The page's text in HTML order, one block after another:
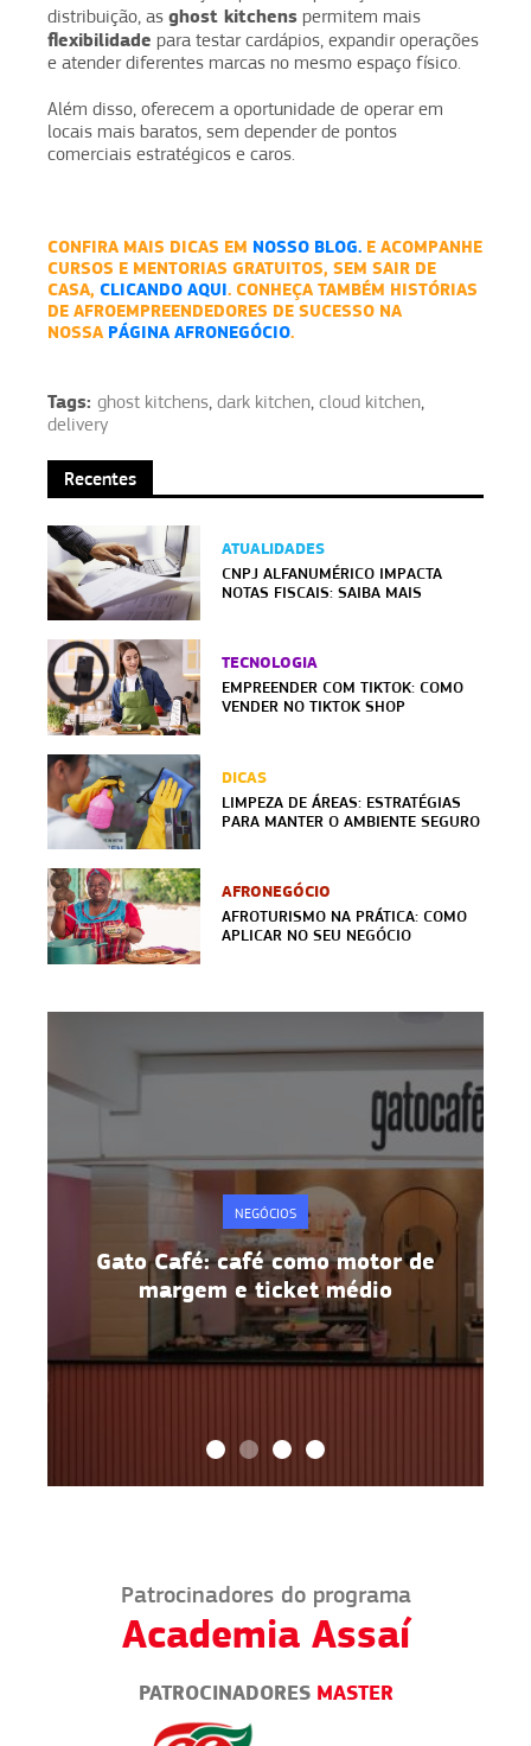
distribuição, as ghost kitchens permitem mais
flexibilidade para testar cardápios, expandir operações
e atender diferentes marcas no mesmo espaço físico.
Além disso, oferecem a oportunidade de operar em
locais mais baratos, sem depender de pontos
comerciais estratégicos e caros.
CONFIRA MAIS DICAS EM NOSSO BLOG. E ACOMPANHE
CURSOS E MENTORIAS GRATUITOS, SEM SAIR DE
CASA, CLICANDO AQUI. CONHEÇA TAMBÉM HISTÓRIAS
DE AFROEMPREENDEDORES DE SUCESSO NA
NOSSA PÁGINA AFRONEGÓCIO.
Tags: ghost kitchens, dark kitchen, cloud kitchen,
delivery
Recentes
ATUALIDADES
CNPJ ALFANUMÉRICO IMPACTA
NOTAS FISCAIS: SAIBA MAIS
TECNOLOGIA
EMPREENDER COM TIKTOK: COMO
VENDER NO TIKTOK SHOP
DICAS
LIMPEZA DE ÁREAS: ESTRATÉGIAS
PARA MANTER O AMBIENTE SEGURO
AFRONEGÓCIO
AFROTURISMO NA PRÁTICA: COMO
APLICAR NO SEU NEGÓCIO
NEGÓCIOS
Gato Café: café como motor de
margem e ticket médio
Patrocinadores do programa
Academia Assaí
PATROCINADORES MASTER